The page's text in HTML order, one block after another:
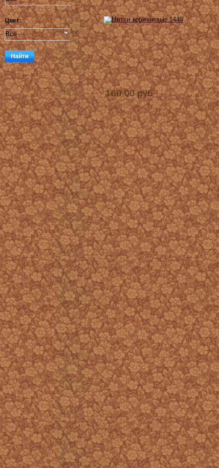
Цвет:
160.00 руб